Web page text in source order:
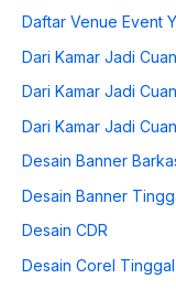
Daftar Venue Event
Dari Kamar Jadi Cuan
Dari Kamar Jadi
Dari Kamar Jadi
Desain Banner
Desain Banner
Desain CDR
Desain Corel